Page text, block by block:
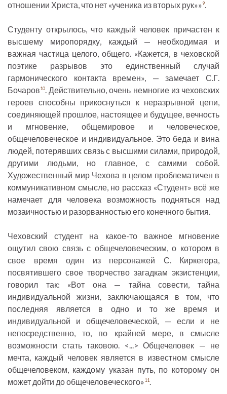
отношении Христа, что нет «ученика из вторых рук»»9.
Студенту открылось, что каждый человек причастен к
высшему миропорядку, каждый — необходимая и
важная частица целого, общего. «Кажется, в чеховской
поэтике разрывов это единственный случай
гармонического контакта времен», — замечает С.Г.
Бочаров10. Действительно, очень немногие из чеховских
героев способны прикоснуться к неразрывной цепи,
соединяющей прошлое, настоящее и будущее, вечность
и мгновение, общемировое и человеческое,
общечеловеческое и индивидуальное. Это беда и вина
людей, потерявших связь с высшими силами, природой,
другими людьми, но главное, с самими собой.
Художественный мир Чехова в целом проблематичен в
коммуникативном смысле, но рассказ «Студент» всё же
намечает для человека возможность подняться над
мозаичностью и разорванностью его конечного бытия.
Чеховский студент на какое-то важное мгновение
ощутил свою связь с общечеловеческим, о котором в
свое время один из персонажей С. Киркегора,
посвятившего свое творчество загадкам экзистенции,
говорил так: «Вот она — тайна совести, тайна
индивидуальной жизни, заключающаяся в том, что
последняя является в одно и то же время и
индивидуальной и общечеловеческой, — если и не
непосредственно, то, по крайней мере, в смысле
возможности стать таковою. <...> Общечеловек — не
мечта, каждый человек является в известном смысле
общечеловеком, каждому указан путь, по которому он
может дойти до общечеловеческого»11.